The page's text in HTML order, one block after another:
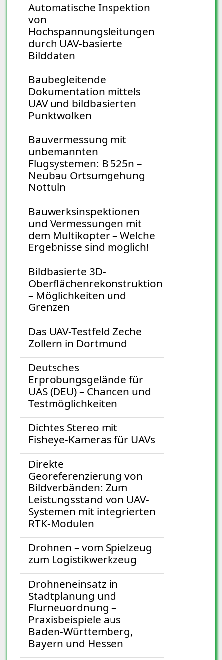
Automatische Inspektion
von
Hochspannungsleitungen
durch UAV-basierte
Bilddaten
Baubegleitende
Dokumentation mittels
UAV und bildbasierten
Punktwolken
Bauvermessung mit
unbemannten
Flugsystemen: B 525n –
Neubau Ortsumgehung
Nottuln
Bauwerksinspektionen
und Vermessungen mit
dem Multikopter – Welche
Ergebnisse sind möglich!
Bildbasierte 3D-
Oberflächenrekonstruktion
– Möglichkeiten und
Grenzen
Das UAV-Testfeld Zeche
Zollern in Dortmund
Deutsches
Erprobungsgelände für
UAS (DEU) – Chancen und
Testmöglichkeiten
Dichtes Stereo mit
Fisheye-Kameras für UAVs
Direkte
Georeferenzierung von
Bildverbänden: Zum
Leistungsstand von UAV-
Systemen mit integrierten
RTK-Modulen
Drohnen – vom Spielzeug
zum Logistikwerkzeug
Drohneneinsatz in
Stadtplanung und
Flurneuordnung –
Praxisbeispiele aus
Baden-Württemberg,
Bayern und Hessen